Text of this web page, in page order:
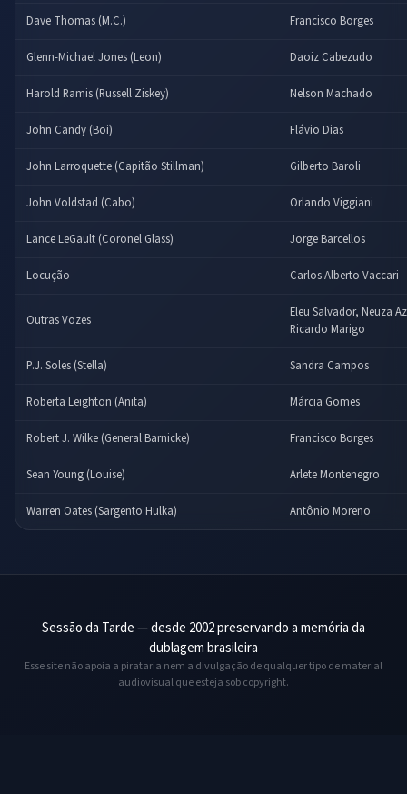
Dave Thomas (M.C.) Francisco Borges
Glenn-Michael Jones (Leon) Daoiz Cabezudo
Harold Ramis (Russell Ziskey) Nelson Machado
John Candy (Boi) Flávio Dias
John Larroquette (Capitão Stillman) Gilberto Baroli
John Voldstad (Cabo) Orlando Viggiani
Lance LeGault (Coronel Glass) Jorge Barcellos
Locução Carlos Alberto Vaccari
Outras Vozes
Eleu Salvador, Neuza
Ricardo Marigo
P.J. Soles (Stella) Sandra Campos
Roberta Leighton (Anita) Márcia Gomes
Robert J. Wilke (General Barnicke) Francisco Borges
Sean Young (Louise) Arlete Montenegro
Warren Oates (Sargento Hulka) Antônio Moreno
Sessão da Tarde — desde 2002 preservando a memória da
dublagem brasileira
Esse site não apoia a pirataria nem a divulgação de qualquer tipo de material
audiovisual que esteja sob copyright.